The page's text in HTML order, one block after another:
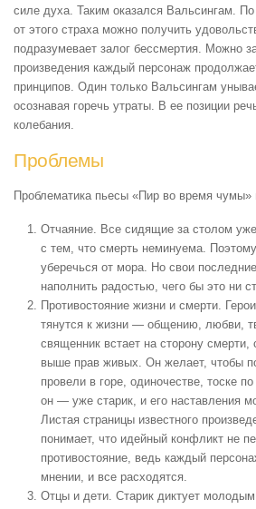
силе духа. Таким оказался Вальсингам.
от этого страха можно получить
подразумевает залог бессмертия. Можно
произведения каждый персонаж
принципов. Один только Вальсингам
осознавая горечь утраты. В ее позиции
колебания.
Проблемы
Проблематика пьесы «Пир во время чумы»
Отчаяние. Все сидящие за столом
с тем, что смерть неминуема.
уберечься от мора. Но свои
наполнить радостью, чего бы это ни
Противостояние жизни и смерти.
тянутся к жизни — общению, любви,
священник встает на сторону смерти,
выше прав живых. Он желает, чтобы
провели в горе, одиночестве, тоске
он — уже старик, и его наставления
Листая страницы известного
понимает, что идейный конфликт не
противостояние, ведь каждый
мнении, и все расходятся.
Отцы и дети. Старик диктует